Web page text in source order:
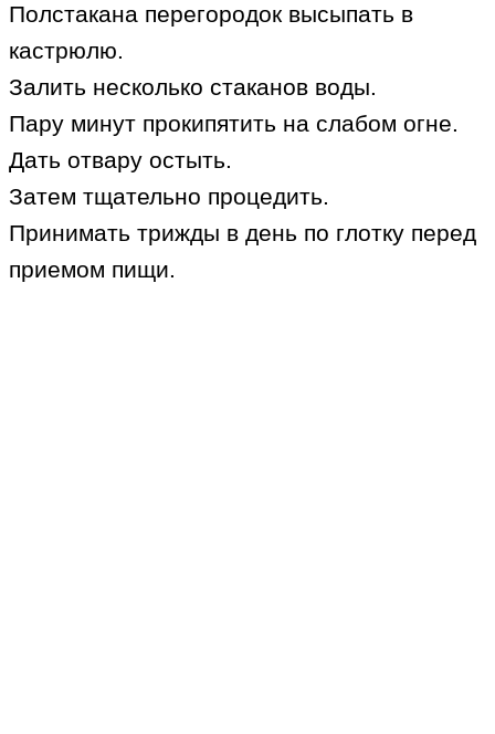
Полстакана перегородок высыпать в
кастрюлю.
Залить несколько стаканов воды.
Пару минут прокипятить на слабом огне.
Дать отвару остыть.
Затем тщательно процедить.
Принимать трижды в день по глотку перед
приемом пищи.